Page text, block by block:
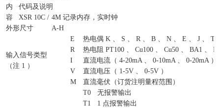
内
容
代码及说明
XSR 10C / 4M 记录内存，实时钟
外形尺寸
A-H
输入信号类型
（注 1 ）
E
热电偶 K 、 S 、 R 、 B 、 N 、 E 、 J 、 T
R
热电阻 PT100 、 Cu100 、 Cu50 、 BA1 、
I
直流电流（ 4-20mA 、 0-10mA 、 0-20mA ）
V
直流电压（ 1-5V 、 0-5V ）
M
直流毫伏（订货注明量程范围）
T0
无报警输出
T1
1 点报警输出